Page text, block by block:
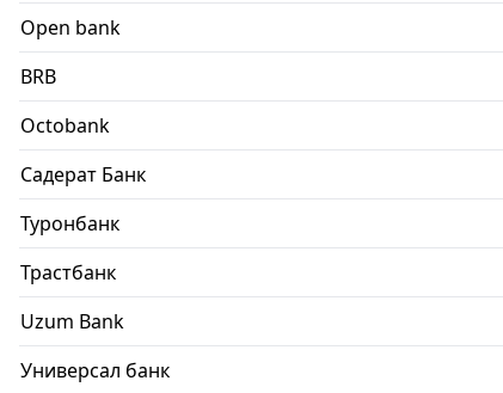
Open bank
BRB
Octobank
Садерат Банк
Туронбанк
Трастбанк
Uzum Bank
Универсал банк